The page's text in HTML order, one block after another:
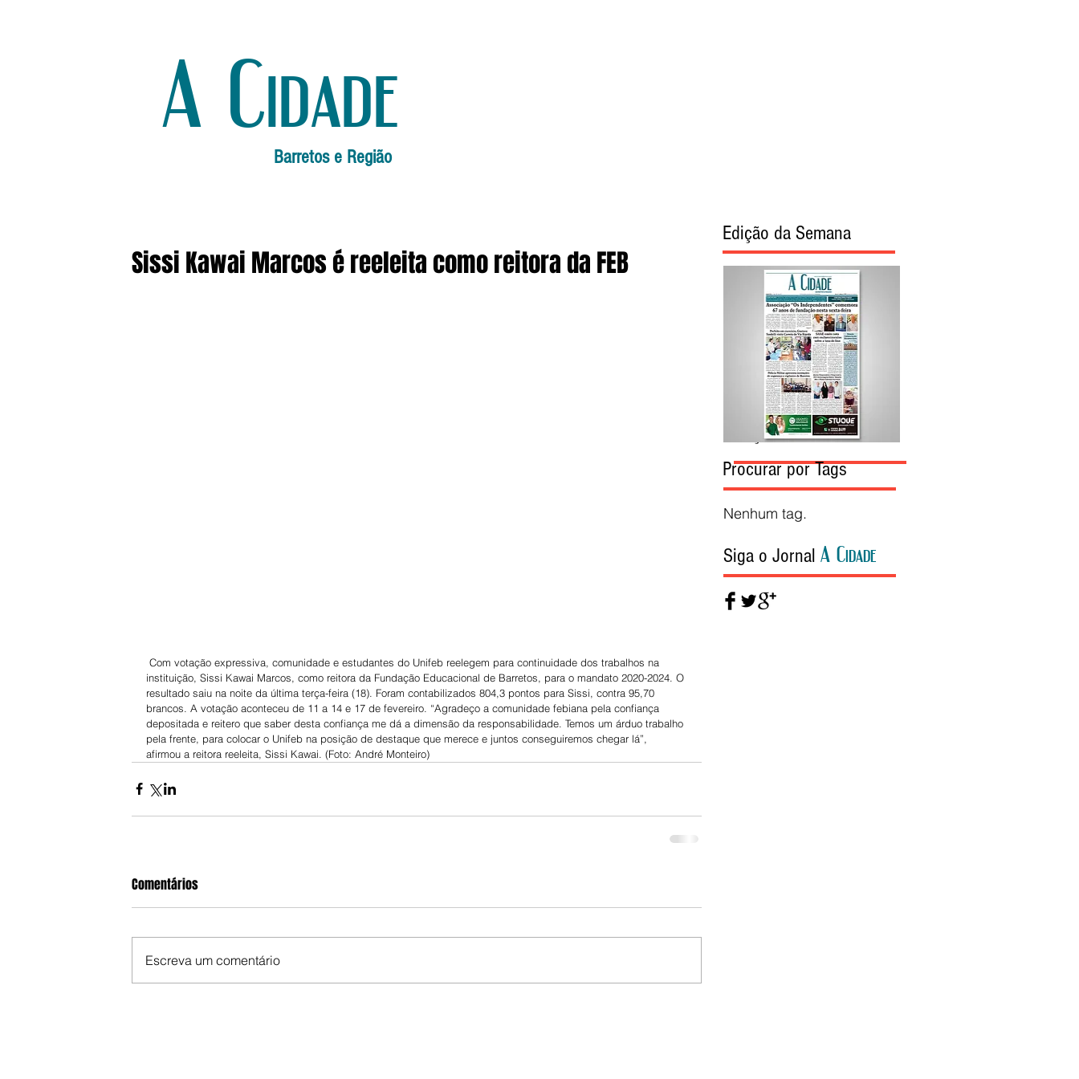
A Cidade
Barretos e Região
Sissi Kawai Marcos é reeleita como reitora da FEB
instituição, Sissi Kawai Marcos, como reitora da Fundação Educacional de Barretos, para o mandato 2020-2024. O
resultado saiu na noite da última terça-feira (18). Foram contabilizados 804,3 pontos para Sissi, contra 95,70
brancos. A votação aconteceu de 11 a 14 e 17 de fevereiro. “Agradeço a comunidade febiana pela confiança
depositada e reitero que saber desta confiança me dá a dimensão da responsabilidade. Temos um árduo trabalho
pela frente, para colocar o Unifeb na posição de destaque que merece e juntos conseguiremos chegar lá”,
afirmou a reitora reeleita, Sissi Kawai. (Foto: André Monteiro)
Comentários
Escreva um comentário
Edição da Semana
Edição da Semana
Procurar por Tags
Nenhum tag.
Siga o Jornal A Cidade